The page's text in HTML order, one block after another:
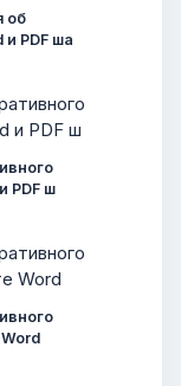
об
и PDF ша
PDF ш